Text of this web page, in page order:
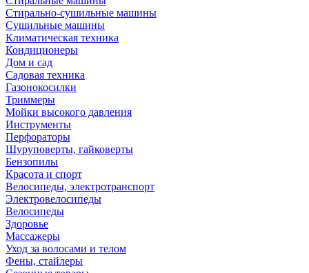
Стирально-сушильные машины
Сушильные машины
Климатическая техника
Кондиционеры
Дом и сад
Садовая техника
Газонокосилки
Триммеры
Мойки высокого давления
Инструменты
Перфораторы
Шуруповерты, гайковерты
Бензопилы
Красота и спорт
Велосипеды, электротранспорт
Электровелосипеды
Велосипеды
Здоровье
Массажеры
Уход за волосами и телом
Фены, стайлеры